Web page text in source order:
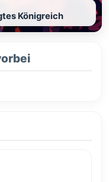
Königreich